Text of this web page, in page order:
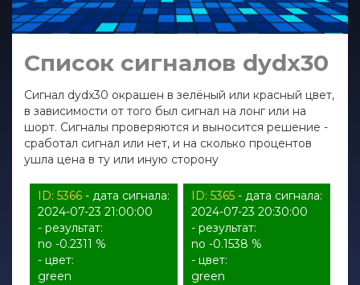
Список сигналов dydx30
Сигнал dydx30 окрашен в зелёный или красный цвет,
в зависимости от того был сигнал на лонг или на
шорт. Сигналы проверяются и выносится решение -
сработал сигнал или нет, и на сколько процентов
ушла цена в ту или иную сторону
ID: 5366 - дата сигнала:
2024-07-23 21:00:00
- результат:
no -0.2311 %
- цвет:
green
ID: 5365 - дата сигнала:
2024-07-23 20:30:00
- результат:
no -0.1538 %
- цвет:
green